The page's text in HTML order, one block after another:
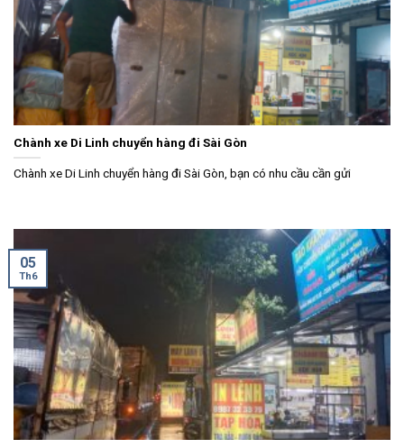
Chành xe Di Linh chuyển hàng đi Sài Gòn
Chành xe Di Linh chuyển hàng đi Sài Gòn, bạn có nhu cầu cần gửi
05
Th6